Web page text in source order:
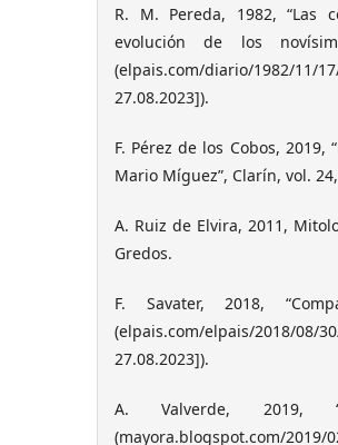
R. M. Pereda, 1982, “Las
evolución de los
(elpais.com/diario/1982/11/
27.08.2023]).
F. Pérez de los Cobos,
Mario Míguez”, Clarín, vol.
A. Ruiz de Elvira, 2011,
Gredos.
F. Savater, 2018,
(elpais.com/elpais/2018/08/
27.08.2023]).
A. Valverde, 2019,
(mayora.blogspot.com/